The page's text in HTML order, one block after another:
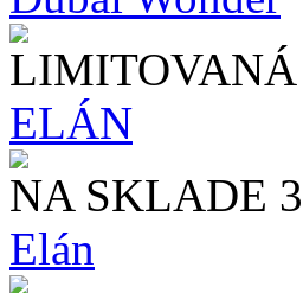
ELÁN
NA SKLADE
Elán